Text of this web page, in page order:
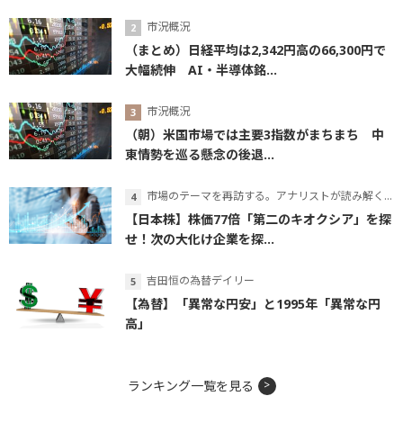
市況概況
（まとめ）日経平均は2,342円高の66,300円で
大幅続伸 AI・半導体銘...
市況概況
（朝）米国市場では主要3指数がまちまち 中
東情勢を巡る懸念の後退...
市場のテーマを再訪する。アナリストが読み解くテーマの本質
【日本株】株価77倍「第二のキオクシア」を探
せ！次の大化け企業を探...
吉田恒の為替デイリー
【為替】「異常な円安」と1995年「異常な円
高」
ランキング一覧を見る